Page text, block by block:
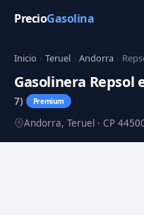
PrecioGasolina
Inicio › Teruel › Andorra ›
Gasolinera Repsol
7)
Premium
Andorra, Teruel · CP